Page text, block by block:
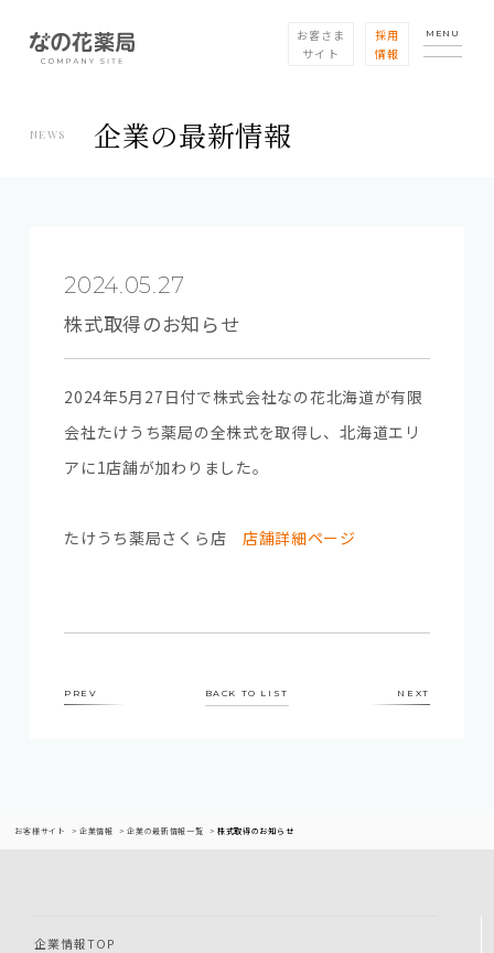
お客さま
サイト
採用
情報
MENU
NEWS 企業の最新情報
2024.05.27
株式取得のお知らせ
2024年5月27日付で株式会社なの花北海道が有限
会社たけうち薬局の全株式を取得 し、北海道エリ
アに1店舗が加わりました。
たけうち薬局さくら店 店舗詳細ページ
PREV BACK TO LIST NEXT
お客様サイト 企業情報 企業の最新情報一覧 株式取得のお知らせ
企業情報TOP